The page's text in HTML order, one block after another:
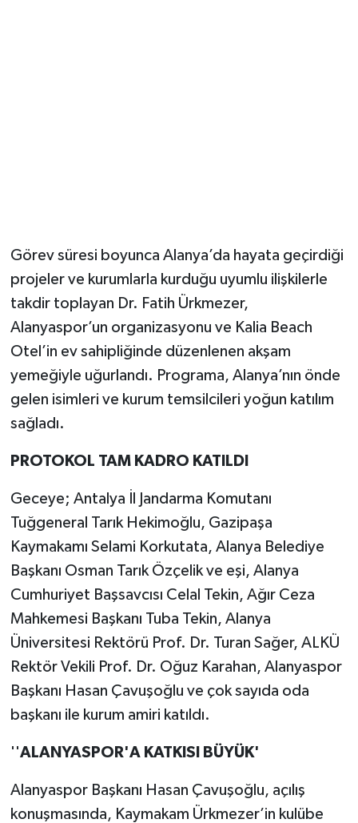
Görev süresi boyunca Alanya’da hayata geçirdiği
projeler ve kurumlarla kurduğu uyumlu ilişkilerle
takdir toplayan Dr. Fatih Ürkmezer,
Alanyaspor’un organizasyonu ve Kalia Beach
Otel’in ev sahipliğinde düzenlenen akşam
yemeğiyle uğurlandı. Programa, Alanya’nın önde
gelen isimleri ve kurum temsilcileri yoğun katılım
sağladı.
PROTOKOL TAM KADRO KATILDI
Geceye; Antalya İl Jandarma Komutanı
Tuğgeneral Tarık Hekimoğlu, Gazipaşa
Kaymakamı Selami Korkutata, Alanya Belediye
Başkanı Osman Tarık Özçelik ve eşi, Alanya
Cumhuriyet Başsavcısı Celal Tekin, Ağır Ceza
Mahkemesi Başkanı Tuba Tekin, Alanya
Üniversitesi Rektörü Prof. Dr. Turan Sağer, ALKÜ
Rektör Vekili Prof. Dr. Oğuz Karahan, Alanyaspor
Başkanı Hasan Çavuşoğlu ve çok sayıda oda
başkanı ile kurum amiri katıldı.
''ALANYASPOR'A KATKISI BÜYÜK'
Alanyaspor Başkanı Hasan Çavuşoğlu, açılış
konuşmasında, Kaymakam Ürkmezer’in kulübe